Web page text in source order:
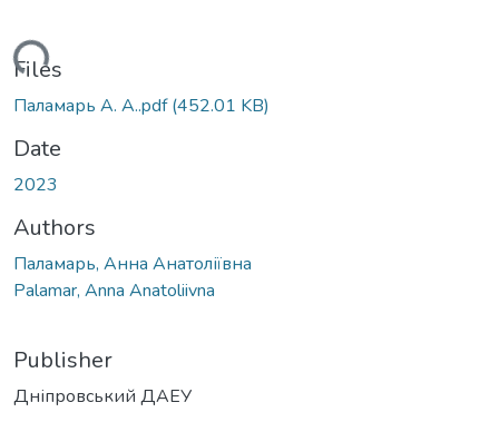
Files
Паламарь А. А..pdf(452.01 KB)
Date
2023
Authors
Паламарь, Анна Анатоліївна
Palamar, Anna Anatoliivna
Publisher
Дніпровський ДАЕУ